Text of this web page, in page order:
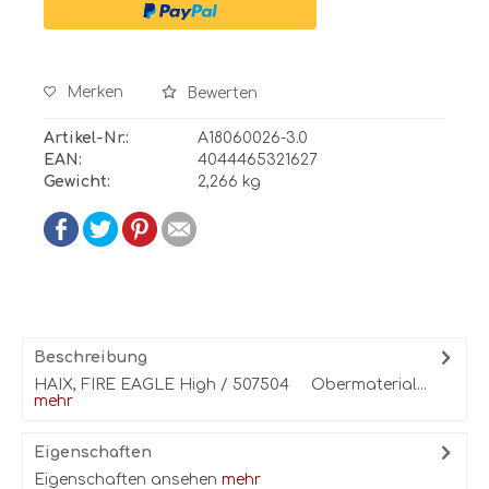
Merken Bewerten
Artikel-Nr.:
A18060026-3.0
EAN:
4044465321627
Gewicht:
2,266 kg
Beschreibung
HAIX, FIRE EAGLE High / 507504 Obermaterial...
mehr
Eigenschaften
Eigenschaften ansehen mehr